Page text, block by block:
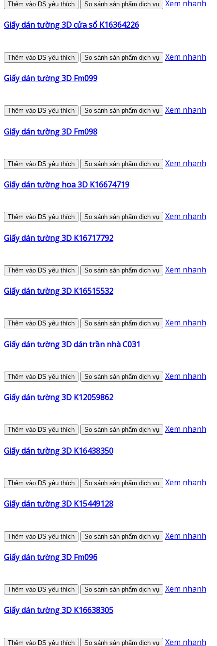
Thêm vào DS yêu thích So sánh sản phẩm dịch vụ Xem nhanh
Giấy dán tường 3D cửa sổ K16364226
Thêm vào DS yêu thích So sánh sản phẩm dịch vụ Xem nhanh
Giấy dán tường 3D Fm099
Thêm vào DS yêu thích So sánh sản phẩm dịch vụ Xem nhanh
Giấy dán tường 3D Fm098
Thêm vào DS yêu thích So sánh sản phẩm dịch vụ Xem nhanh
Giấy dán tường hoa 3D K16674719
Thêm vào DS yêu thích So sánh sản phẩm dịch vụ Xem nhanh
Giấy dán tường 3D K16717792
Thêm vào DS yêu thích So sánh sản phẩm dịch vụ Xem nhanh
Giấy dán tường 3D K16515532
Thêm vào DS yêu thích So sánh sản phẩm dịch vụ Xem nhanh
Giấy dán tường 3D dán trần nhà C031
Thêm vào DS yêu thích So sánh sản phẩm dịch vụ Xem nhanh
Giấy dán tường 3D K12059862
Thêm vào DS yêu thích So sánh sản phẩm dịch vụ Xem nhanh
Giấy dán tường 3D K16438350
Thêm vào DS yêu thích So sánh sản phẩm dịch vụ Xem nhanh
Giấy dán tường 3D K15449128
Thêm vào DS yêu thích So sánh sản phẩm dịch vụ Xem nhanh
Giấy dán tường 3D Fm096
Thêm vào DS yêu thích So sánh sản phẩm dịch vụ Xem nhanh
Giấy dán tường 3D K16638305
Thêm vào DS yêu thích So sánh sản phẩm dịch vụ Xem nhanh